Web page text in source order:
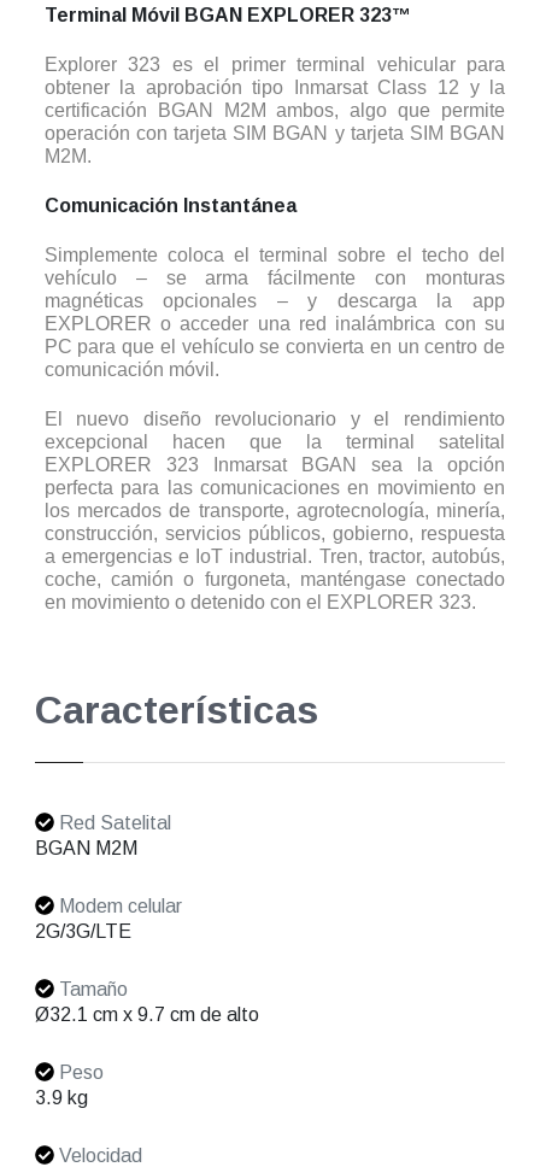
Terminal Móvil BGAN EXPLORER 323™
Explorer 323 es el primer terminal vehicular para
obtener la aprobación tipo Inmarsat Class 12 y la
certificación BGAN M2M ambos, algo que permite
operación con tarjeta SIM BGAN y tarjeta SIM BGAN
M2M.
Comunicación Instantánea
Simplemente coloca el terminal sobre el techo del
vehículo – se arma fácilmente con monturas
magnéticas opcionales – y descarga la app
EXPLORER o acceder una red inalámbrica con su
PC para que el vehículo se convierta en un centro de
comunicación móvil.
El nuevo diseño revolucionario y el rendimiento
excepcional hacen que la terminal satelital
EXPLORER 323 Inmarsat BGAN sea la opción
perfecta para las comunicaciones en movimiento en
los mercados de transporte, agrotecnología, minería,
construcción, servicios públicos, gobierno, respuesta
a emergencias e IoT industrial. Tren, tractor, autobús,
coche, camión o furgoneta, manténgase conectado
en movimiento o detenido con el EXPLORER 323.
Características
Red Satelital
BGAN M2M
Modem celular
2G/3G/LTE
Tamaño
Ø32.1 cm x 9.7 cm de alto
Peso
3.9 kg
Velocidad